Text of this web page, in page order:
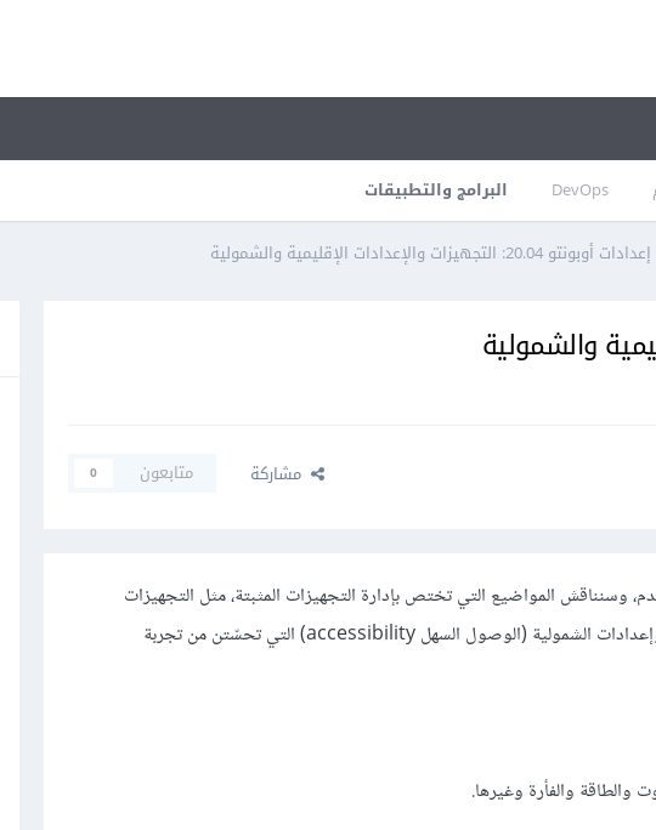
DevOps البرامج والتطبيقات
إعدادات أوبونتو 20.04: التجهيزات والإعدادات الإقليمية والشمولية
مشاركة متابعون 0
وسنناقش المواضيع التي تختص بإدارة التجهيزات المثبتة، مثل التجهيزات
الصوتية وشاشات العرض؛ كما نعرّج على مواضيع الإعدادات اللغوية والإقليمية وإعدادات الشمولية (الوصول السهل accessibility) التي تحسّتن من تجربة
والفأرة وغيرها.